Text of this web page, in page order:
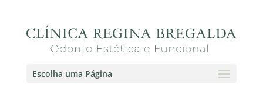
Escolha uma Página